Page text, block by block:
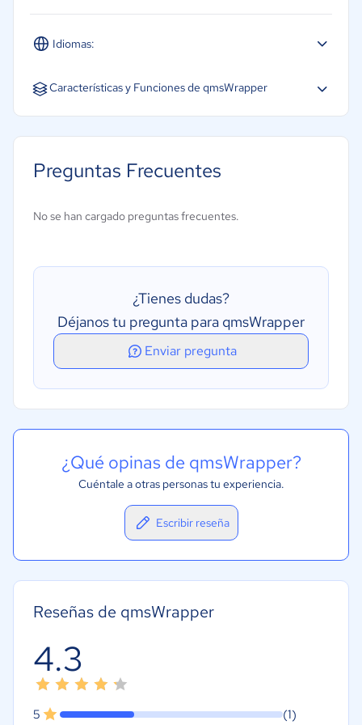
Idiomas:
Inglés
Características y Funciones de qmsWrapper
Gestión de la formación
Preguntas Frecuentes
No se han cargado preguntas frecuentes.
¿Tienes dudas?
Déjanos tu pregunta para qmsWrapper
Enviar pregunta
¿Qué opinas de qmsWrapper?
Cuéntale a otras personas tu experiencia.
Escribir reseña
Reseñas de qmsWrapper
4.3
5
(1)